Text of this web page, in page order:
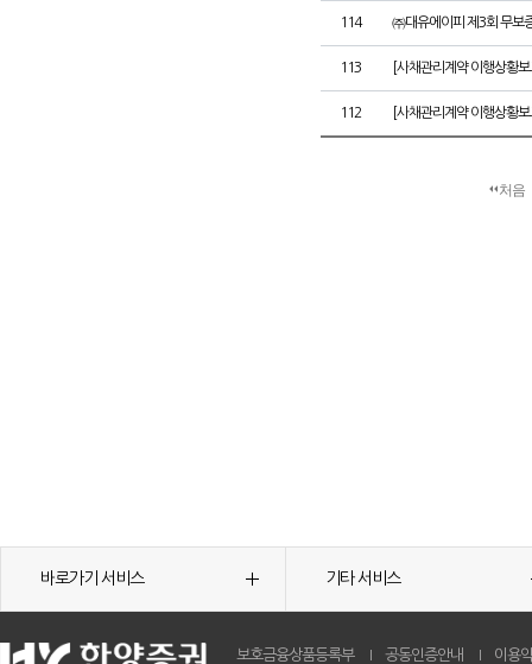
114 ㈜대유에이피 제3회 무보
113 [사채관리계약 이행상황
112 [사채관리계약 이행상황
처음
바로가기 서비스 기타 서비스
보호금융상품등록부 공동인증안내 이용